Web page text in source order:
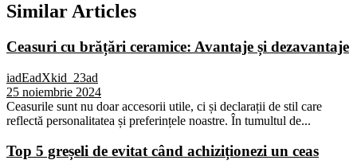
Similar Articles
Ceasuri cu brățări ceramice: Avantaje și dezavantaje
iadEadXkid_23ad
25 noiembrie 2024
Ceasurile sunt nu doar accesorii utile, ci și declarații de stil care
reflectă personalitatea și preferințele noastre. În tumultul de...
Top 5 greșeli de evitat când achiziționezi un ceas